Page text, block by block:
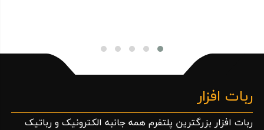
تنظیم بهره الکتریکی
میتوان از مقاومت برای محاسبه و تنظیم ثابت زمانی
استفاده کرد
ربات افزار
ربات افزار بزرگترین پلتفرم همه جانبه الکترونیک و رباتیک